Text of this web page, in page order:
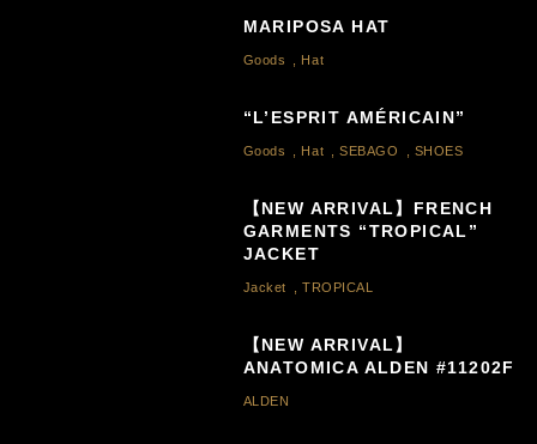
MARIPOSA HAT
Goods Hat
“L’ESPRIT AMÉRICAIN”
Goods Hat ,SEBAGO SHOES
【NEW ARRIVAL】FRENCH
GARMENTS “TROPICAL”
JACKET
Jacket ,TROPICAL
【NEW ARRIVAL】
ANATOMICA ALDEN #11202F
ALDEN